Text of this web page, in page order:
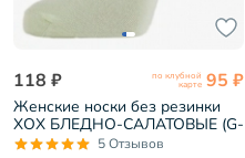
118 ₽ по клубной
карте 95 ₽
Женские носки без резинки
ХОХ БЛЕДНО-САЛАТОВЫЕ (G-
1406)
5 Отзывов